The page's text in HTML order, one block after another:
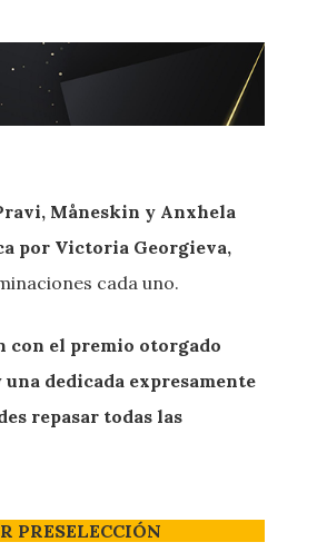
Måneskin y Anxhela
por Victoria Georgieva,
cada uno.
con el premio otorgado
una dedicada expresamente
repasar todas las
PRESELECCIÓN